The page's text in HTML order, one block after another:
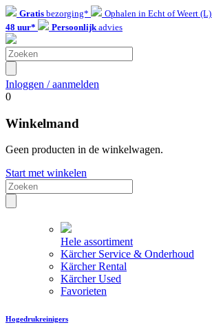
Gratis bezorging* Ophalen in Echt of Weert (L)
48 uur*
Persoonlijkadvies
Inloggen / aanmelden
0
Winkelmand
Geen producten in de winkelwagen.
Start met winkelen
Hele assortiment
Kärcher Service & Onderhoud
Kärcher Rental
Kärcher Used
Favorieten
Hogedrukreinigers